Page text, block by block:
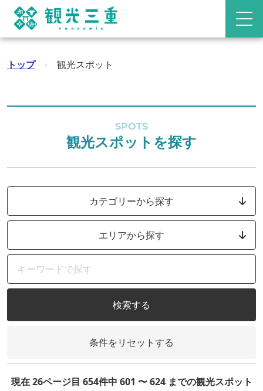
トップ › 観光スポット
SPOTS
観光スポットを探す
カテゴリーから探す
エリアから探す
検索する
条件をリセットする
現在 26ページ目 654件中 601 〜 624 までの観光スポット